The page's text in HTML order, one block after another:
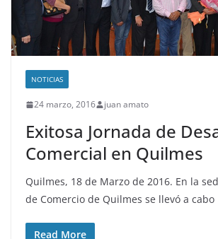
NOTICIAS
24 marzo, 2016 juan amato
Exitosa Jornada de
Comercial en Quilmes
Quilmes, 18 de Marzo de 2016. En la
de Comercio de Quilmes se llevó a cabo
Read More